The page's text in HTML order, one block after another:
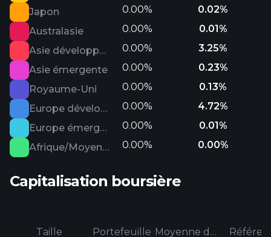
Japon
0.00%
0.02%
Australasie
0.00%
0.01%
Asie développée
0.00%
3.25%
Asie émergente
0.00%
0.23%
Royaume-Uni
0.00%
0.13%
Europe développée
0.00%
4.72%
Europe émergente
0.00%
0.01%
Afrique/Moyen-Orient
0.00% 0.00%
Capitalisation boursière
Taille Portefeuille Moyenne de la catégorie